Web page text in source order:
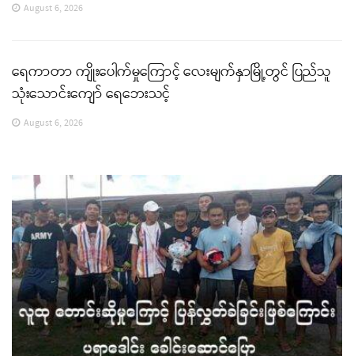
August 6, 2026
ရေကာတာ ကျိုးပေါက်မှုကြောင့် လေးမျက်နှာမြို့တွင် ပြည်သူ
သုံးသောင်းကျော် ရေဘေးသင့်
August 6, 2026